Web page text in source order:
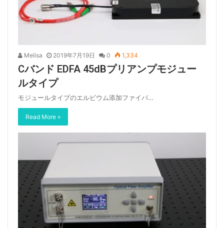
Melisa 2019年7月19日 0 1,334
Cバンド EDFA 45dBプリアンプモジュー
ルタイプ
モジュールタイプのエルビウム添加ファイバ…
Read More »